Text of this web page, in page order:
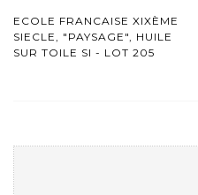
ECOLE FRANCAISE XIXÈME
SIECLE, "PAYSAGE", HUILE
SUR TOILE SI - LOT 205